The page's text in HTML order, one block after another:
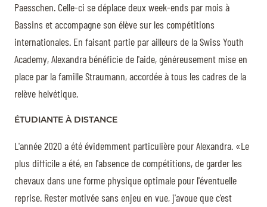
Paesschen. Celle-ci se déplace deux week-ends par mois à
Bassins et accompagne son élève sur les compétitions
internationales. En faisant partie par ailleurs de la Swiss Youth
Academy, Alexandra bénéficie de l'aide, généreusement mise en
place par la famille Straumann, accordée à tous les cadres de la
relève helvétique.
ÉTUDIANTE À DISTANCE
L'année 2020 a été évidemment particulière pour Alexandra. «Le
plus difficile a été, en l'absence de compétitions, de garder les
chevaux dans une forme physique optimale pour l'éventuelle
reprise. Rester motivée sans enjeu en vue, j'avoue que c’est